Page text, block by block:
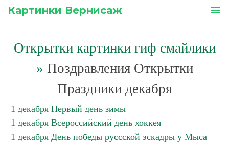
Картинки Вернисаж menu
Открытки картинки гиф смайлики
» Поздравления Открытки
Праздники декабря
1 декабря Первый день зимы
1 декабря Всероссийский день хоккея
1 декабря День победы руссской эскадры у Мыса